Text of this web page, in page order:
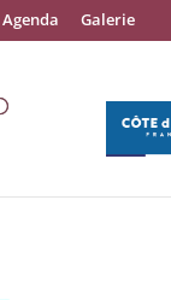
Agenda Galerie